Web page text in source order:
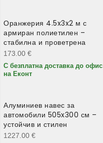
Оранжерия 4.5x3x2 м с
армиран полиетилен –
стабилна и проветрена
173.00 €
С безплатна доставка до офис
на Еконт
Алуминиев навес за
автомобили 505x300 см –
устойчив и стилен
1227.00 €